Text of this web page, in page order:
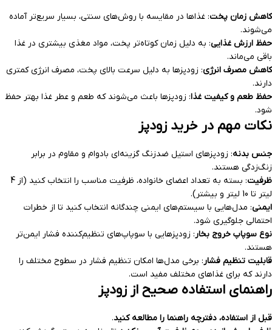
کاهش زمان پخت: غذاها در مقایسه با روش‌های سنتی، بسیار سریع‌تر آماده
می‌شوند.
حفظ ارزش غذایی: به دلیل زمان کوتاه‌تر پخت، مواد مغذی بیشتری در غذا
باقی می‌ماند.
کاهش مصرف انرژی: زودپزها به دلیل سرعت بالای پخت، مصرف انرژی کمتری
دارند.
حفظ طعم و کیفیت غذا: زودپزها باعث می‌شوند که طعم و عطر غذا بهتر حفظ
شود.
نکات مهم در خرید زودپز
جنس بدنه: زودپزهای استیل ضدزنگ گزینه‌ای بادوام و مقاوم در برابر
زنگ‌زدگی هستند.
ظرفیت
: بسته به تعداد اعضای خانواده، ظرفیت مناسب را انتخاب کنید (از 4
لیتر تا 10 لیتر و بیشتر).
ایمنی: مدل‌هایی با سیستم‌های ایمنی چندگانه انتخاب کنید تا از خطرات
احتمالی جلوگیری شود.
نوع سوپاپ خروج بخار : زودپزهایی با سوپاپ‌های تنظیم‌کننده فشار ایمن‌تر
هستند.
قابلیت تنظیم فشار : برخی مدل‌ها امکان تنظیم فشار در سطوح مختلف را
دارند که برای غذاهای مختلف مفید است.
راهنمای استفاده صحیح از زودپز
قبل از استفاده، دفترچه راهنما را مطالعه کنید.